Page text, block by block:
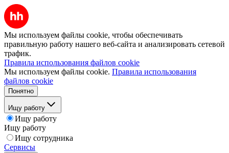
Мы используем файлы cookie, чтобы обеспечивать
правильную работу нашего веб-сайта и анализировать сетевой
трафик.
Правила использования файлов cookie
Мы используем файлы cookie. Правила использования
файлов cookie
Понятно
Ищу работу
Ищу работу
Ищу работу
Ищу сотрудника
Сервисы